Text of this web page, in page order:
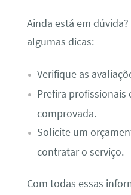
Ainda está em
algumas dicas:
Verifique as
Prefira profissionais
comprovada.
Solicite um
contratar o serviço.
Com todas essas